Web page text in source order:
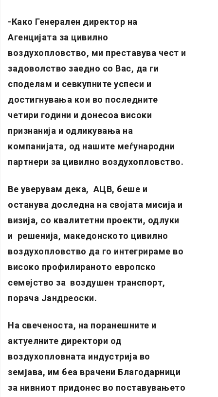
-Како Генерален директор на
Агенцијата за цивилно
воздухопловство, ми преставува чест и
задоволство заедно со Вас, да ги
споделам и севкупните успеси и
достигнувања кои во последните
четири години и донесоа високи
признанија и одликувања на
компанијата, од нашите меѓународни
партнери за цивилно воздухопловство.
Ве уверувам дека, АЦВ, беше и
останува доследна на својата мисија и
визија, со квалитетни проекти, одлуки
и решенија, македонското цивилно
воздухопловство да го интегрираме во
високо профилираното европско
семејство за воздушен транспорт,
порача Јандреоски.
На свеченоста, на поранешните и
актуелните директори од
воздухопловната индустрија во
земјава, им беа врачени Благодарници
за нивниот придонес во поставувањето